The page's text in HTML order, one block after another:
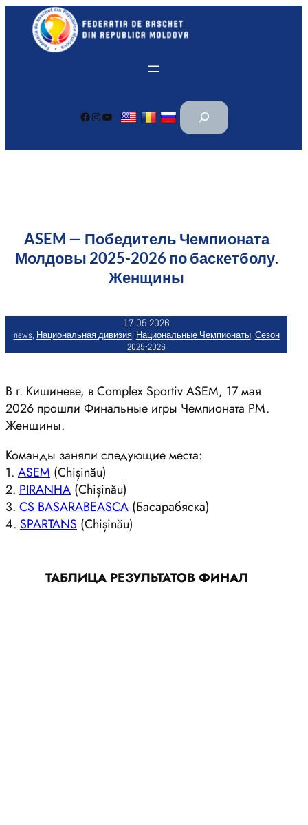
Перейти
содержимому
Facebook Instagram YouTube
П
и
ASEM — Победитель Чемпионата
Молдовы 2025-2026 по баскетболу.
Женщины
17.05.2026
news, Национальная дивизия, Национальные Чемпионаты, Сезон
2025-2026
В г. Кишиневе, в Complex Sportiv ASEM, 17 мая
2026 прошли Финальные игры Чемпионата РМ.
Женщины.
Команды заняли следующие места:
1. ASEM (Chișinău)
2. PIRANHA (Chișinău)
3. CS BASARABEASCA (Басарабяска)
4. SPARTANS (Chișinău)
ТАБЛИЦА РЕЗУЛЬТАТОВ ФИНАЛ